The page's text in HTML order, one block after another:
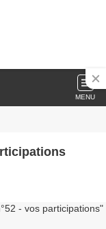
MENU